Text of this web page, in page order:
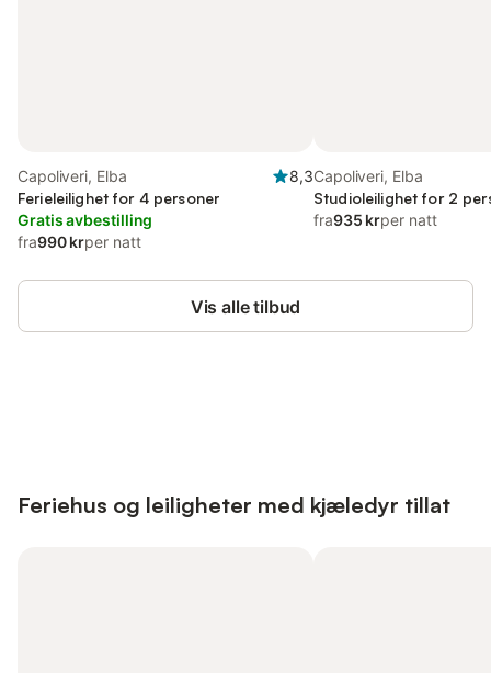
Capoliveri, Elba
8,3
Ferieleilighet for 4 personer
Gratis avbestilling
fra990 krper natt
Capoliveri, Elba
Studioleilighet for 2
fra935 krper natt
Vis alle tilbud
Feriehus og leiligheter med kjæledyr tillat